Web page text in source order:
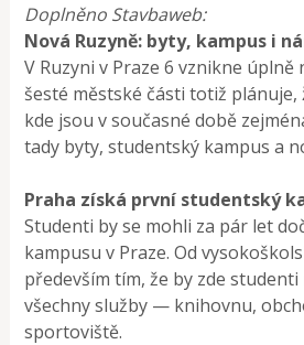
Doplněno Stavbaweb:
Nová Ruzyně: byty, kampus i
V Ruzyni v Praze 6 vznikne úplně
šesté městské části totiž plánuje,
kde jsou v současné době
tady byty, studentský kampus a
Praha získá první studentský
Studenti by se mohli za pár let
kampusu v Praze. Od
především tím, že by zde
všechny služby — knihovnu,
sportoviště.